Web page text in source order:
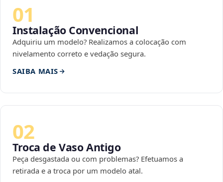
01
Instalação Convencional
Adquiriu um modelo? Realizamos a colocação com
nivelamento correto e vedação segura.
SAIBA MAIS
02
Troca de Vaso Antigo
Peça desgastada ou com problemas? Efetuamos a
retirada e a troca por um modelo atal.